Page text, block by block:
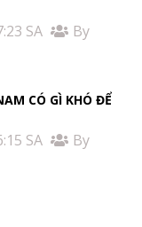
SA
By
CÓ GÌ KHÓ ĐỂ
SA
By